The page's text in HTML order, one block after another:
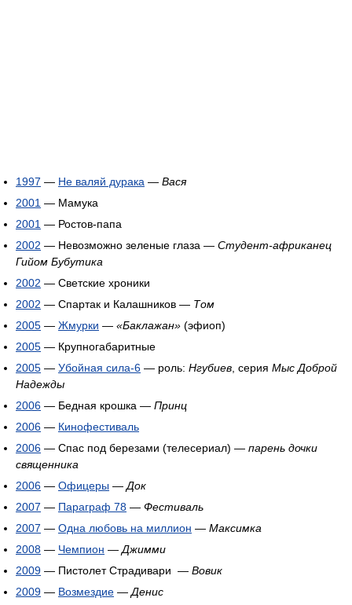
1997 — Не валяй дурака — Вася
2001 — Мамука
2001 — Ростов-папа
2002 — Невозможно зеленые глаза — Студент-африканец
Гийом Бубутика
2002 — Светские хроники
2002 — Спартак и Калашников — Том
2005 — Жмурки — «Баклажан» (эфиоп)
2005 — Крупногабаритные
2005 — Убойная сила-6 — роль: Нгубиев, серия Мыс Доброй
Надежды
2006 — Бедная крошка — Принц
2006 — Кинофестиваль
2006 — Спас под березами (телесериал) — парень дочки
священника
2006 — Офицеры —Док
2007 — Параграф 78 — Фестиваль
2007 — Одна любовь на миллион — Максимка
2008 — Чемпион —Джимми
2009 — Пистолет Страдивари — Вовик
2009 — Возмездие —Денис